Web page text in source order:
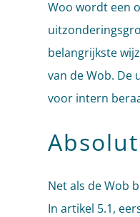
Woo wordt een
belangrijkste
van de Wob.
voor intern
Net als de Wob
In artikel 5.1,